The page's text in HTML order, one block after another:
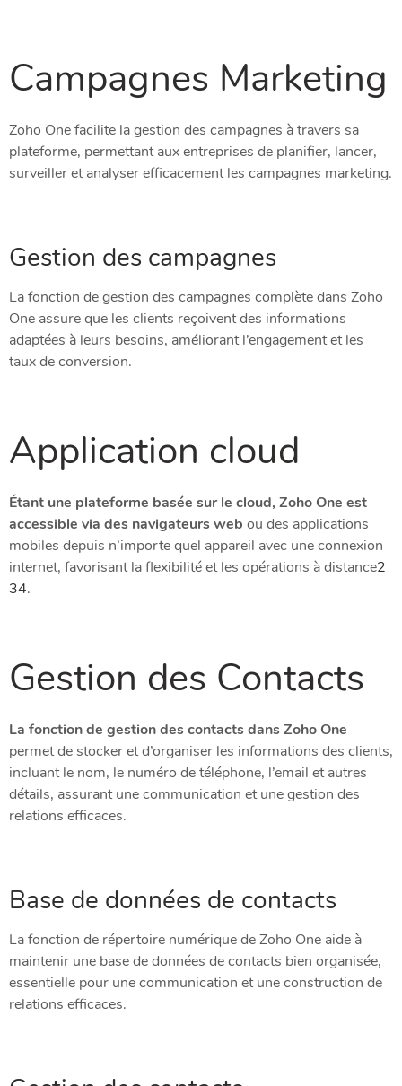
Campagnes Marketing
Zoho One facilite la gestion des campagnes à travers sa
plateforme, permettant aux entreprises de planifier, lancer,
surveiller et analyser efficacement les campagnes marketing.
Gestion des campagnes
La fonction de gestion des campagnes complète dans Zoho
One assure que les clients reçoivent des informations
adaptées à leurs besoins, améliorant l’engagement et les
taux de conversion.
Application cloud
Étant une plateforme basée sur le cloud, Zoho One est
accessible via des navigateurs web ou des applications
mobiles depuis n’importe quel appareil avec une connexion
internet, favorisant la flexibilité et les opérations à distance​2
34​.
Gestion des Contacts
La fonction de gestion des contacts dans Zoho One
permet de stocker et d’organiser les informations des clients,
incluant le nom, le numéro de téléphone, l’email et autres
détails, assurant une communication et une gestion des
relations efficaces.
Base de données de contacts
La fonction de répertoire numérique de Zoho One aide à
maintenir une base de données de contacts bien organisée,
essentielle pour une communication et une construction de
relations efficaces.